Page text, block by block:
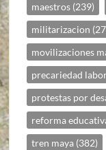
maestros (239)
militarizacion
movilizaciones
precariedad
protestas por
reforma
tren maya (382)